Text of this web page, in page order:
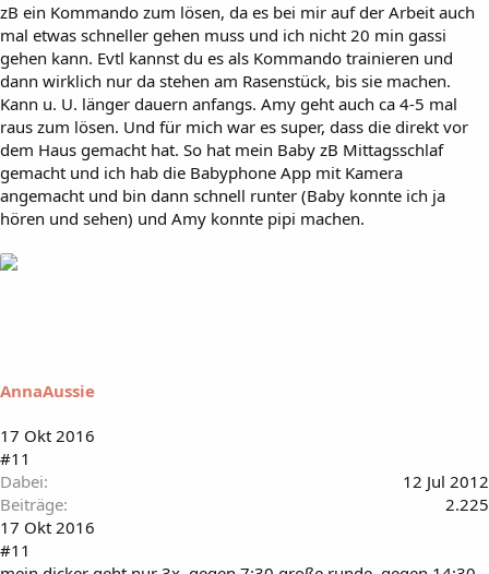
zB ein Kommando zum lösen, da es bei mir auf der Arbeit auch
mal etwas schneller gehen muss und ich nicht 20 min gassi
gehen kann. Evtl kannst du es als Kommando trainieren und
dann wirklich nur da stehen am Rasenstück, bis sie machen.
Kann u. U. länger dauern anfangs. Amy geht auch ca 4-5 mal
raus zum lösen. Und für mich war es super, dass die direkt vor
dem Haus gemacht hat. So hat mein Baby zB Mittagsschlaf
gemacht und ich hab die Babyphone App mit Kamera
angemacht und bin dann schnell runter (Baby konnte ich ja
hören und sehen) und Amy konnte pipi machen.
AnnaAussie
17 Okt 2016
#11
Dabei
12 Jul 2012
Beiträge
2.225
17 Okt 2016
#11